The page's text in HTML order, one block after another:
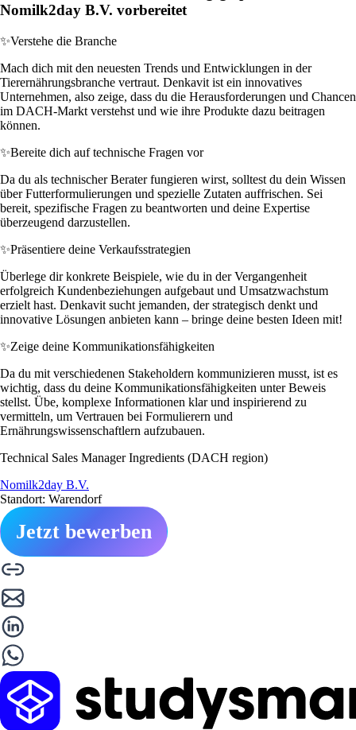
Nomilk2day B.V. vorbereitet
✨Verstehe die Branche
Mach dich mit den neuesten Trends und Entwicklungen in der
Tierernährungsbranche vertraut. Denkavit ist ein innovatives
Unternehmen, also zeige, dass du die Herausforderungen und Chancen
im DACH-Markt verstehst und wie ihre Produkte dazu beitragen
können.
✨Bereite dich auf technische Fragen vor
Da du als technischer Berater fungieren wirst, solltest du dein Wissen
über Futterformulierungen und spezielle Zutaten auffrischen. Sei
bereit, spezifische Fragen zu beantworten und deine Expertise
überzeugend darzustellen.
✨Präsentiere deine Verkaufsstrategien
Überlege dir konkrete Beispiele, wie du in der Vergangenheit
erfolgreich Kundenbeziehungen aufgebaut und Umsatzwachstum
erzielt hast. Denkavit sucht jemanden, der strategisch denkt und
innovative Lösungen anbieten kann – bringe deine besten Ideen mit!
✨Zeige deine Kommunikationsfähigkeiten
Da du mit verschiedenen Stakeholdern kommunizieren musst, ist es
wichtig, dass du deine Kommunikationsfähigkeiten unter Beweis
stellst. Übe, komplexe Informationen klar und inspirierend zu
vermitteln, um Vertrauen bei Formulierern und
Ernährungswissenschaftlern aufzubauen.
Technical Sales Manager Ingredients (DACH region)
Nomilk2day B.V.
Standort: Warendorf
Jetzt bewerben